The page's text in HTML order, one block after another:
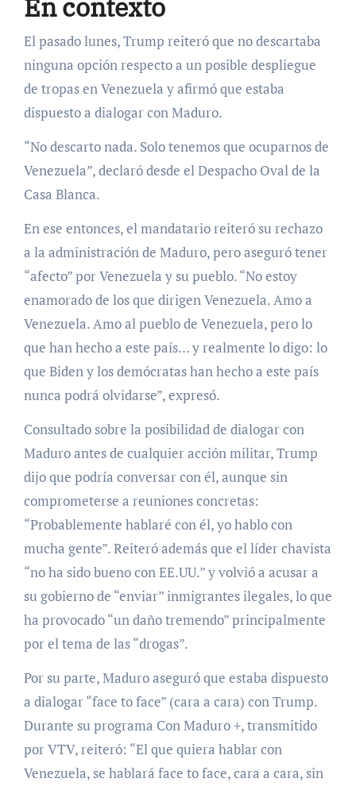
En contexto
El pasado lunes, Trump reiteró que no descartaba
ninguna opción respecto a un posible despliegue
de tropas en Venezuela y afirmó que estaba
dispuesto a dialogar con Maduro.
“No descarto nada. Solo tenemos que ocuparnos de
Venezuela”, declaró desde el Despacho Oval de la
Casa Blanca.
En ese entonces, el mandatario reiteró su rechazo
a la administración de Maduro, pero aseguró tener
“afecto” por Venezuela y su pueblo. “No estoy
enamorado de los que dirigen Venezuela. Amo a
Venezuela. Amo al pueblo de Venezuela, pero lo
que han hecho a este país… y realmente lo digo: lo
que Biden y los demócratas han hecho a este país
nunca podrá olvidarse”, expresó.
Consultado sobre la posibilidad de dialogar con
Maduro antes de cualquier acción militar, Trump
dijo que podría conversar con él, aunque sin
comprometerse a reuniones concretas:
“Probablemente hablaré con él, yo hablo con
mucha gente”. Reiteró además que el líder chavista
“no ha sido bueno con EE.UU.” y volvió a acusar a
su gobierno de “enviar” inmigrantes ilegales, lo que
ha provocado “un daño tremendo” principalmente
por el tema de las “drogas”.
Por su parte, Maduro aseguró que estaba dispuesto
a dialogar “face to face” (cara a cara) con Trump.
Durante su programa Con Maduro +, transmitido
por VTV, reiteró: “El que quiera hablar con
Venezuela, se hablará face to face, cara a cara, sin